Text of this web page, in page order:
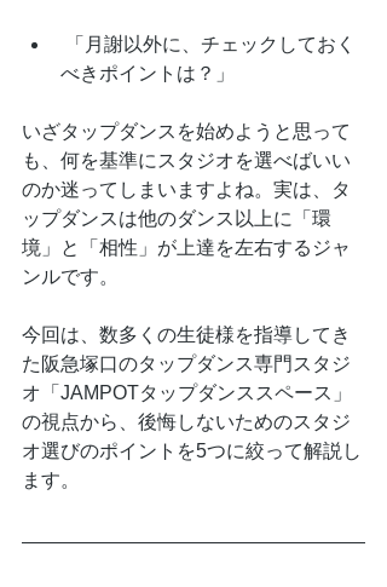
べきポイントは？」
いざタップダンスを始めようと思って
も、何を基準にスタジオを選べばいい
のか迷ってしまいますよね。実は、タ
ップダンスは他のダンス以上に「環
境」と「相性」が上達を左右するジャ
ンルです。
今回は、数多くの生徒様を指導してき
た阪急塚口のタップダンス専門スタジ
オ「JAMPOTタップダンススペース」
の視点から、後悔しないためのスタジ
オ選びのポイントを5つに絞って解説し
ます。